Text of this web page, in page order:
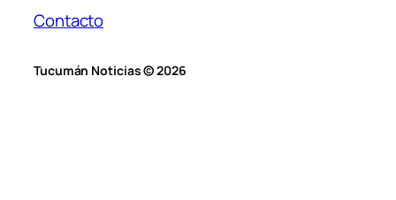
Contacto
Tucumán Noticias © 2026